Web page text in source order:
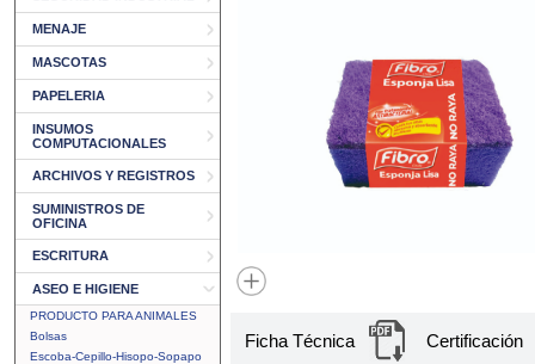
MENAJE
MASCOTAS
PAPELERIA
INSUMOS
COMPUTACIONALES
ARCHIVOS Y REGISTROS
SUMINISTROS DE
OFICINA
ESCRITURA
ASEO E HIGIENE
PRODUCTO PARA ANIMALES
Bolsas
Escoba-Cepillo-Hisopo-Sopapo
Ficha Técnica Certificación